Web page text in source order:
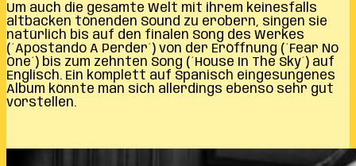
Um auch die gesamte Welt mit ihrem keinesfalls
altbacken tönenden Sound zu erobern, singen sie
natürlich bis auf den finalen Song des Werkes
(´Apostando A Perder´) von der Eröffnung (´Fear No
One´) bis zum zehnten Song (´House In The Sky´) auf
Englisch. Ein komplett auf Spanisch eingesungenes
Album könnte man sich allerdings ebenso sehr gut
vorstellen.